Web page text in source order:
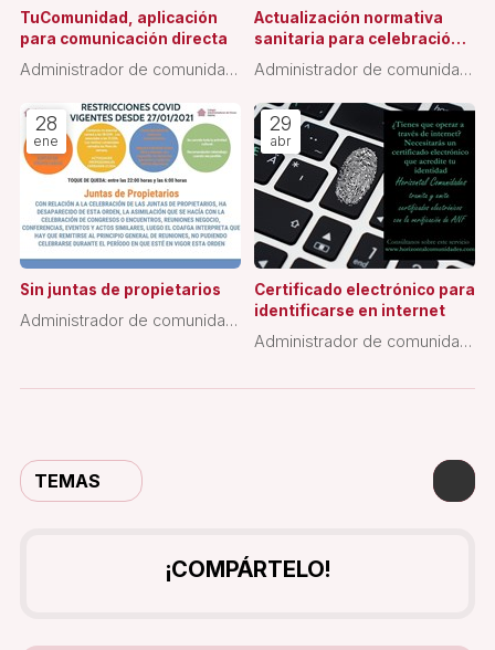
TEMAS
TuComunidad, aplicación
para comunicación directa
Administrador de comunidad
Actualización normativa
sanitaria para celebración
de juntas de propietarios
Administrador de comunidad
28
ene
Sin juntas de propietarios
Administrador de comunidad
29
abr
Certificado electrónico para
identificarse en internet
Administrador de comunidad
¡COMPÁRTELO!